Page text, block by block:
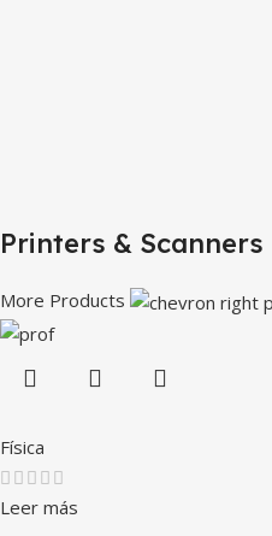
Printers & Scanners
More Products
Física
Leer más